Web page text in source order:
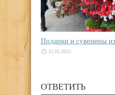
Подарки и сувениры
21.02.2025
ОТВЕТИТЬ